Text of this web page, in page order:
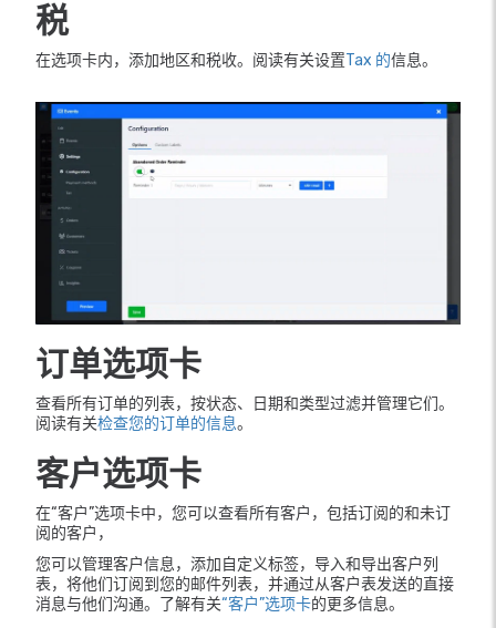
税
在选项卡内，添加地区和税收。阅读有关设置Tax 的信息。
订单选项卡
查看所有订单的列表，按状态、日期和类型过滤并管理它们。
阅读有关检查您的订单的信息。
客户选项卡
在“客户”选项卡中，您可以查看所有客户，包括订阅的和未订
阅的客户，
您可以管理客户信息，添加自定义标签，导入和导出客户列
表，将他们订阅到您的邮件列表，并通过从客户表发送的直接
消息与他们沟通。了解有关“客户”选项卡的更多信息。